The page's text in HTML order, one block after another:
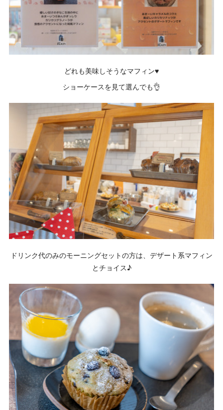
どれも美味しそうなマフィン♥
ショーケースを見て選んでも👌
ドリンク代のみのモーニングセットの方は、デザート系マフィン
とチョイス♪